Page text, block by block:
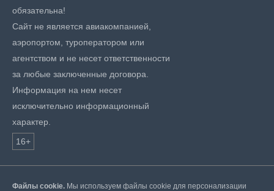
обязательна!
Сайт не является авиакомпанией,
аэропортом, туроператором или
агентством и не несет ответственности
за любые заключенные договора.
Информация на нем несет
исключительно информационный
характер.
16+
Файлы cookie. Мы используем файлы cookie для персонализации